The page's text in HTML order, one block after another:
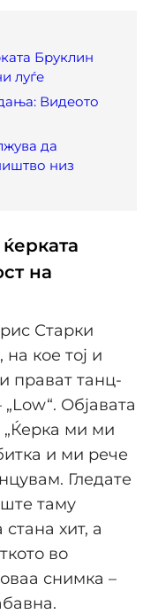
Бруклин
луѓе
Видеото
да
низ
на
Старки
кое тој и
прават танц-
Објавата
„Ќерка ми ми
и ми рече
Гледате
таму
хит, а
во
снимка –